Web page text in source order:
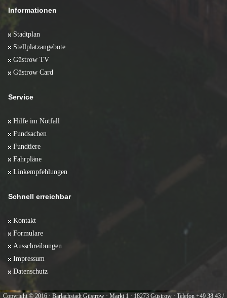
Informationen
Stadtplan
Stellplatzangebote
Güstrow TV
Güstrow Card
Service
Hilfe im Notfall
Fundsachen
Fundtiere
Fahrpläne
Linkempfehlungen
Schnell erreichbar
Kontakt
Formulare
Ausschreibungen
Impressum
Datenschutz
Copyright © 2016 · Barlachstadt Güstrow · Markt 1 · 18273 Güstrow · Telefon +49 38 43 /